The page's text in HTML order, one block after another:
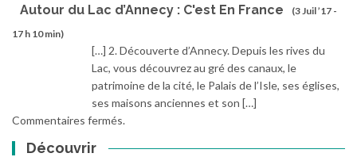
Autour du Lac d’Annecy : C'est En France
(3 Juil ’17 -
17 h 10 min)
[…] 2. Découverte d’Annecy. Depuis les rives du
Lac, vous découvrez au gré des canaux, le
patrimoine de la cité, le Palais de l’Isle, ses églises,
ses maisons anciennes et son […]
Commentaires fermés.
Découvrir